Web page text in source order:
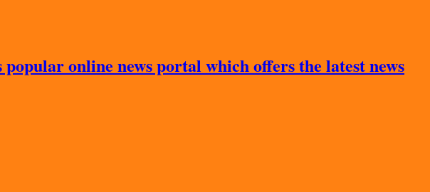
online news portal which offers the latest news